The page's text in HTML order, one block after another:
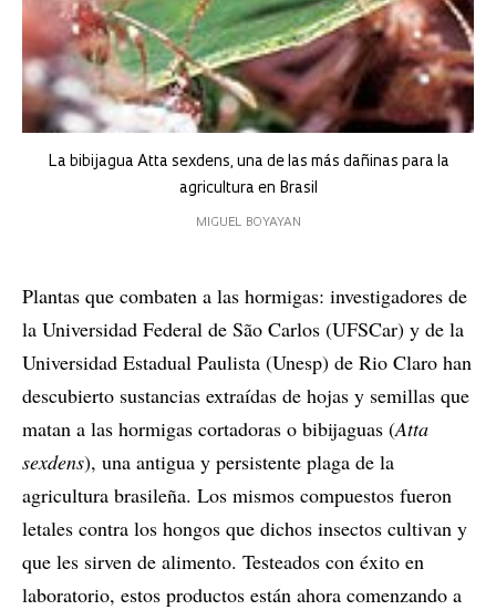
La bibijagua Atta sexdens, una de las más dañinas para la
agricultura en Brasil
MIGUEL BOYAYAN
Plantas que combaten a las hormigas: investigadores de
la Universidad Federal de São Carlos (UFSCar) y de la
Universidad Estadual Paulista (Unesp) de Rio Claro han
descubierto sustancias extraídas de hojas y semillas que
matan a las hormigas cortadoras o bibijaguas (Atta
sexdens), una antigua y persistente plaga de la
agricultura brasileña. Los mismos compuestos fueron
letales contra los hongos que dichos insectos cultivan y
que les sirven de alimento. Testeados con éxito en
laboratorio, estos productos están ahora comenzando a